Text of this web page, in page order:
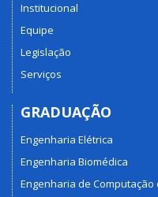
Institucional
Equipe
Legislação
Serviços
GRADUAÇÃO
Engenharia Elétrica
Engenharia Biomédica
Engenharia de